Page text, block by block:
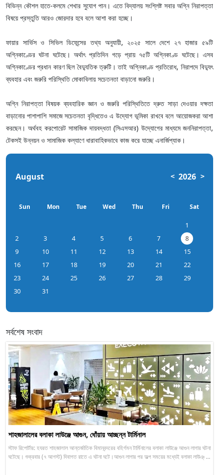
বিভিন্ন কৌশল হাতে-কলমে শেখার সুযোগ পান। এতে বিদ্যালয় সংশ্লিষ্ট সবার অগ্নি নিরাপত্তা
বিষয়ে প্রস্তুতি আরও জোরদার হবে বলে আশা করা হচ্ছে।
ফায়ার সার্ভিস ও সিভিল ডিফেন্সের তথ্য অনুযায়ী, ২০২৫ সালে দেশে ২৭ হাজার ৫৯টি
অগ্নিকাণ্ডের ঘটনা ঘটেছে। অর্থাৎ প্রতিদিন গড়ে প্রায় ৭৫টি অগ্নিকাণ্ড ঘটেছে। এসব
অগ্নিকাণ্ডের প্রধান কারণ ছিল বৈদ্যুতিক ত্রুটি। তাই অগ্নিকাণ্ড প্রতিরোধ, নিরাপদে বিদ্যুৎ
ব্যবহার এবং জরুরি পরিস্থিতি মোকাবিলায় সচেতনতা বাড়ানো জরুরি।
অগ্নি নিরাপত্তা বিষয়ক ব্যবহারিক জ্ঞান ও জরুরি পরিস্থিতিতে দ্রুত সাড়া দেওয়ার দক্ষতা
বাড়ানোর পাশাপাশি সমাজে সচেতনতা বৃদ্ধিতেও এ উদ্যোগ ভূমিকা রাখবে বলে আয়োজকরা আশা
করছেন। অর্থবহ করপোরেট সামাজিক দায়বদ্ধতা (সিএসআর) উদ্যোগের মাধ্যমে জননিরাপত্তা,
টেকসই উন্নয়ন ও সামাজিক কল্যাণে ধারাবাহিকভাবে কাজ করে যাচ্ছে এনার্জিপ্যাক।
August < 2026 >
Sun Mon Tue Wed Thu Fri Sat
1
2
3 4 5 6 7
8
9
10 11 12 13 14
15
16
17 18 19 20 21
22
23
24 25 26 27 28
29
30
31
সর্বশেষ সংবাদ
শাহজালালের বলাকা লাউঞ্জে আগুন, ধোঁয়ায় আচ্ছন্ন টার্মিনাল
স্টাফ রিপোর্টার: হযরত শাহজালাল আন্তর্জাতিক বিমানবন্দরের বহির্গমন টার্মিনালের বলাকা লাউঞ্জে আগুন লাগার ঘটনা
ঘটেছে। শুক্রবার (৭ আগস্ট) দিবাগত রাতে এ ঘটনা ঘটে।আগুন লাগার পর অল্প সময়ের মধ্যেই বলাকা লাউঞ্ ...